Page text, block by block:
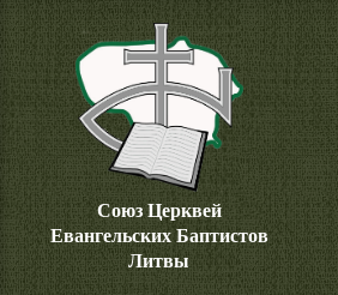
Союз Церквей
Евангельских Баптистов
Литвы